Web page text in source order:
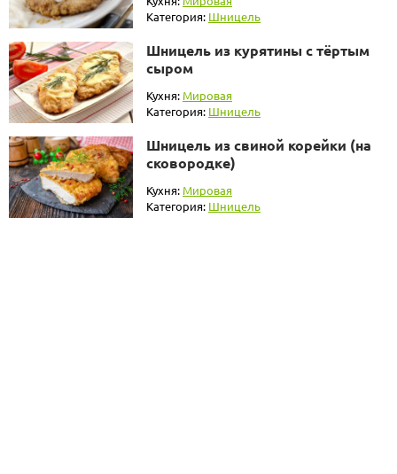
Категория: Шницель
Шницель из курятины с тёртым
сыром
Кухня: Мировая
Категория: Шницель
Шницель из свиной корейки (на
сковородке)
Кухня: Мировая
Категория: Шницель